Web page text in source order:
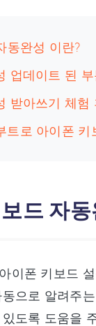
동완성 이란?
업데이트 된 부
받아쓰기 체험
트로 아이폰 키
드 자
이폰 키보드
으로 알려주
도록 도움을